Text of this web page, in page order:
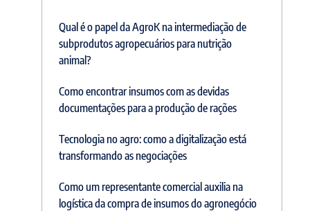
Qual é o papel da AgroK na intermediação de
subprodutos agropecuários para nutrição
animal?
Como encontrar insumos com as devidas
documentações para a produção de rações
Tecnologia no agro: como a digitalização está
transformando as negociações
Como um representante comercial auxilia na
logística da compra de insumos do agronegócio